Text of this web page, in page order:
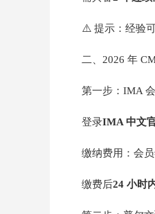
⚠️ 提示：经验
二、2026 年
第一步：IMA
登录IMA 中文
缴纳费用：会
缴费后24 小时